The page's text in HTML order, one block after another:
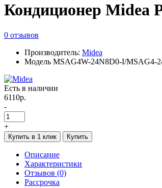
Кондиционер Midea
0 отзывов
Производитель: Midea
Модель MSAG4W-24N8D0-I/MSAG4-
Есть в наличии
6110р.
-
+
Купить в 1 клик Купить
Описание
Характеристики
Отзывов (0)
Рассрочка